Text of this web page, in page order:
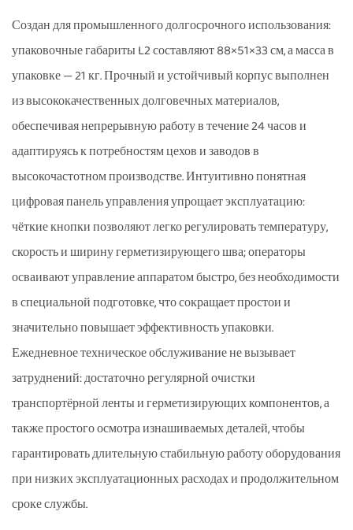
Создан для промышленного долгосрочного использования:
упаковочные габариты L2 составляют 88×51×33 см, а масса в
упаковке — 21 кг. Прочный и устойчивый корпус выполнен
из высококачественных долговечных материалов,
обеспечивая непрерывную работу в течение 24 часов и
адаптируясь к потребностям цехов и заводов в
высокочастотном производстве. Интуитивно понятная
цифровая панель управления упрощает эксплуатацию:
чёткие кнопки позволяют легко регулировать температуру,
скорость и ширину герметизирующего шва; операторы
осваивают управление аппаратом быстро, без необходимости
в специальной подготовке, что сокращает простои и
значительно повышает эффективность упаковки.
Ежедневное техническое обслуживание не вызывает
затруднений: достаточно регулярной очистки
транспортёрной ленты и герметизирующих компонентов, а
также простого осмотра изнашиваемых деталей, чтобы
гарантировать длительную стабильную работу оборудования
при низких эксплуатационных расходах и продолжительном
сроке службы.